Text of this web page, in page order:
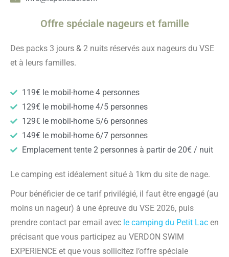
Offre spéciale nageurs et famille
Des packs 3 jours & 2 nuits réservés aux nageurs du VSE
et à leurs familles.
119€ le mobil-home 4 personnes
129€ le mobil-home 4/5 personnes
129€ le mobil-home 5/6 personnes
149€ le mobil-home 6/7 personnes
Emplacement tente 2 personnes à partir de 20€ / nuit
Le camping est idéalement situé à 1km du site de nage.
Pour bénéficier de ce tarif privilégié, il faut être engagé (au
moins un nageur) à une épreuve du VSE 2026, puis
prendre contact par email avec le camping du Petit Lac en
précisant que vous participez au VERDON SWIM
EXPERIENCE et que vous sollicitez l’offre spéciale